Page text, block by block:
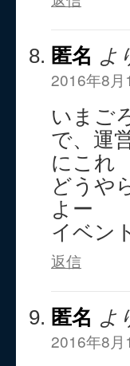
匿名 よ
2016年8
いまご
で、運
にこれ
どうや
よー
イベン
返信
匿名 よ
2016年8